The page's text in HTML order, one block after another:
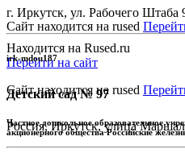
г. Иркутск, ул. Рабочего Штаба
Находится на Rused.ru
Перейти на сайт
Детский сад № 97
Россия, Иркутск, улица
Сайт находится на rused
irk-mdou187
Сайт находится на rused
Частное дошкольное образовательное
акционерного общества Российские